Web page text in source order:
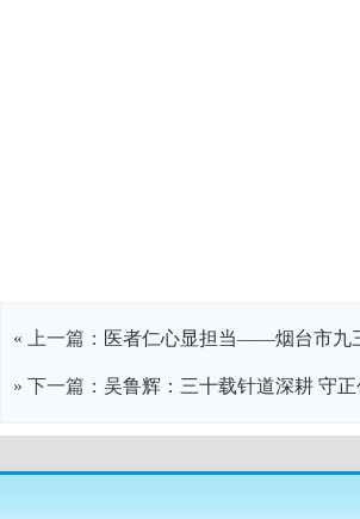
« 上一篇： 医者仁心显担当——烟台市九
» 下一篇： 吴鲁辉：三十载针道深耕 守